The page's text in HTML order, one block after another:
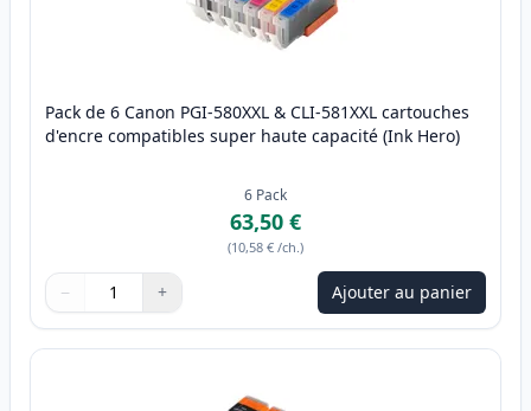
Pack de 6 Canon PGI-580XXL & CLI-581XXL cartouches
d'encre compatibles super haute capacité (Ink Hero)
6 Pack
63,50 €
(10,58 € /ch.)
Quantité
Utilisez les boutons pour ajuster
− +
Quantité Ajouter au panier